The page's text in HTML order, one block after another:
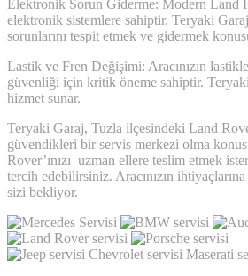
Elektronik Sorun Giderme: Modern Land
elektronik sistemlere sahiptir. Teryaki
sorunlarını tespit etmek ve gidermek
Lastik ve Fren Değişimi: Aracınızın
güvenliği için kritik öneme sahiptir.
hizmet sunar.
Teryaki Garaj, Tuzla ilçesindeki Land
güvendikleri bir servis merkezi olma
Rover’ınızı uzman ellere teslim etmek
tercih edebilirsiniz. Aracınızın
sizi bekliyor.